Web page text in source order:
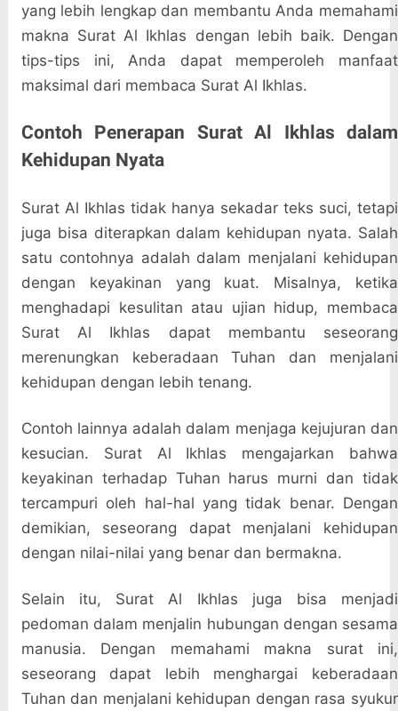
yang lebih lengkap dan membantu Anda memahami
makna Surat Al Ikhlas dengan lebih baik. Dengan
tips-tips ini, Anda dapat memperoleh manfaat
maksimal dari membaca Surat Al Ikhlas.
Contoh Penerapan Surat Al Ikhlas dalam
Kehidupan Nyata
Surat Al Ikhlas tidak hanya sekadar teks suci, tetapi
juga bisa diterapkan dalam kehidupan nyata. Salah
satu contohnya adalah dalam menjalani kehidupan
dengan keyakinan yang kuat. Misalnya, ketika
menghadapi kesulitan atau ujian hidup, membaca
Surat Al Ikhlas dapat membantu seseorang
merenungkan keberadaan Tuhan dan menjalani
kehidupan dengan lebih tenang.
Contoh lainnya adalah dalam menjaga kejujuran dan
kesucian. Surat Al Ikhlas mengajarkan bahwa
keyakinan terhadap Tuhan harus murni dan tidak
tercampuri oleh hal-hal yang tidak benar. Dengan
demikian, seseorang dapat menjalani kehidupan
dengan nilai-nilai yang benar dan bermakna.
Selain itu, Surat Al Ikhlas juga bisa menjadi
pedoman dalam menjalin hubungan dengan sesama
manusia. Dengan memahami makna surat ini,
seseorang dapat lebih menghargai keberadaan
Tuhan dan menjalani kehidupan dengan rasa syukur